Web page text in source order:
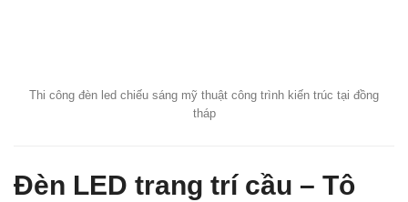
Thi công đèn led chiếu sáng mỹ thuật công trình kiến trúc tại đồng
tháp
Đèn LED trang trí cầu – Tô